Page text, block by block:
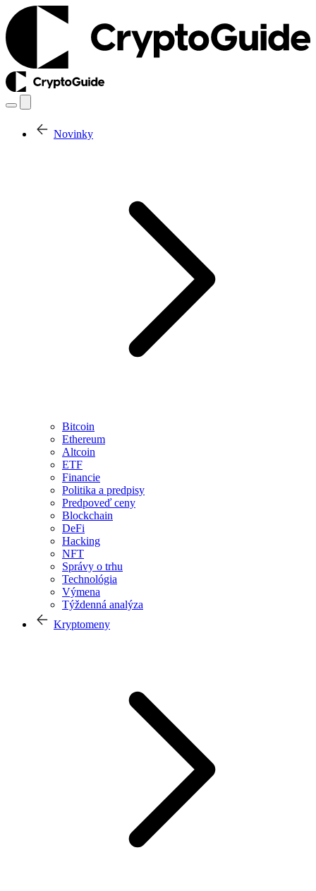
Novinky
Bitcoin
Ethereum
Altcoin
ETF
Financie
Politika a predpisy
Predpoveď ceny
Blockchain
DeFi
Hacking
NFT
Správy o trhu
Technológia
Výmena
Týždenná analýza
Kryptomeny